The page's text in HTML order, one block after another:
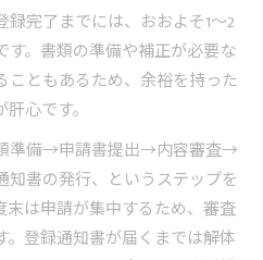
完了までには、おおよそ1～2
。書類の準備や補正が必要な
こともあるため、余裕を持った
心です。
準備→申請書提出→内容審査→
書の発行、というステップを
は申請が集中するため、審査
登録通知書が届くまでは解体